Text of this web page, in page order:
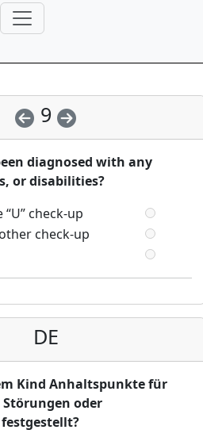
9
diagnosed with any
or disabilities?
“U” check-up
check-up
DE
Kind Anhaltspunkte für
oder